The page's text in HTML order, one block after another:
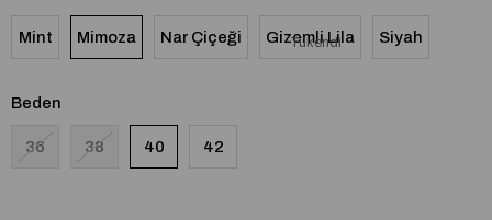
Mint Mimoza Nar Çiçeği Tükendi
Gizemli Lila Siyah
Beden
36 38 40 42